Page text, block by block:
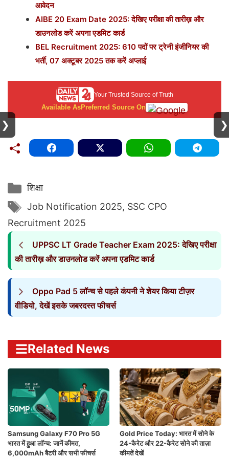
आवेदन
AIBE 20 Exam Date 2025: देखिए परीक्षा की तारीख़ और
डाउनलोड करें अपना एडमिट कार्ड
BEL Recruitment 2025: 610 पदों पर ट्रेनी इंजीनियर की
भर्ती, 07 अक्टूबर 2025 तक करें अप्लाई
Your Trusted Source of Truth
Available AsPreferred Source On
Categories
शिक्षा
Tags
Job Notification 2025, SSC CPO
Recruitment 2025
UPPSC LT Grade Teacher Exam 2025: देखिए परीक्षा
की तारीख़ और डाउनलोड करें अपना एडमिट कार्ड
Oppo Pad 5 लॉन्च से पहले कंपनी ने शेयर किया टीज़र
वीडियो, देखें इसके जबरदस्त फीचर्स
Related News
Samsung Galaxy F70 Pro 5G
भारत में हुआ लॉन्च: जानें कीमत,
6,000mAh बैटरी और सभी फीचर्स
Gold Price Today: भारत में सोने के
24-कैरेट और 22-कैरेट सोने की ताज़ा
कीमतें देखें
❯ ❯